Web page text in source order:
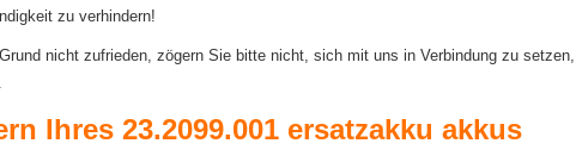
zu verhindern!
nicht zufrieden, zögern Sie bitte nicht, sich mit uns in Verbindung zu setzen,
Ihres 23.2099.001 ersatzakku akkus